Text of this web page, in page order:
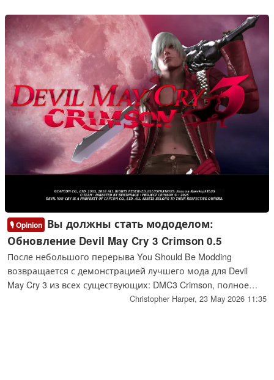
🎙️ Opinion Вы должны стать мододелом:
Обновление Devil May Cry 3 Crimson 0.5
После небольшого перерыва You Should Be Modding
возвращается с демонстрацией лучшего мода для Devil
May Cry 3 из всех существующих: DMC3 Crimson, полное
преобразование, которое придает игре глубину, схожую с
Christopher Harper, 23 May 2026 11:35